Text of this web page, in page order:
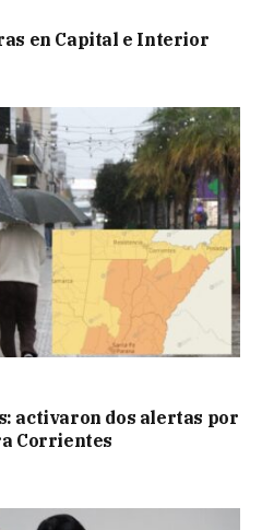
en Capital e Interior
activaron dos alertas por
Corrientes